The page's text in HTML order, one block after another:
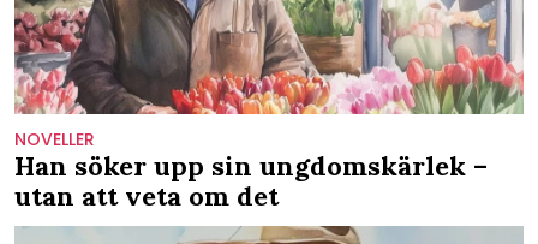
NOVELLER
Han söker upp sin ungdomskärlek –
utan att veta om det